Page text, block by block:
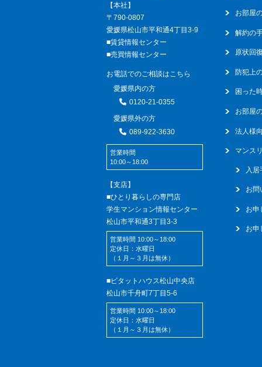
【本社】
〒790-0807
愛媛県松山市平和通4丁目3-9
■賃貸情報センター
■売買情報センター
お電話でのご相談はこちら
愛媛県内の方
0120-21-0355
愛媛県外の方
089-922-3630
営業時間
10:00～18:00
【支店】
■ひとり暮らしの専門店
学生マンション情報センター
松山市平和通3丁目3-3
営業時間 10:00～18:00
定休日：水曜日
（１月～３月は無休）
■ピタットハウス松山中央店
松山市千舟町7丁目5-6
営業時間 10:00～18:00
定休日：水曜日
（１月～３月は無休）
お部屋
解約の
原状回
防犯上
困った
お部屋
法人様
マンス
入居
お問
お申
お申